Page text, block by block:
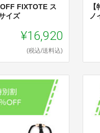
OFF FIXTOTE ス
イズ
¥16,920
(税込/送料込)
ノ